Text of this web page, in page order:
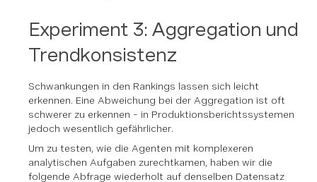
Experiment 3: Aggregation und
Trendkonsistenz
Schwankungen in den Rankings lassen sich leicht
erkennen. Eine Abweichung bei der Aggregation ist oft
schwerer zu erkennen – in Produktionsberichtssystemen
jedoch wesentlich gefährlicher.
Um zu testen, wie die Agenten mit komplexeren
analytischen Aufgaben zurechtkamen, haben wir die
folgende Abfrage wiederholt auf denselben Datensatz